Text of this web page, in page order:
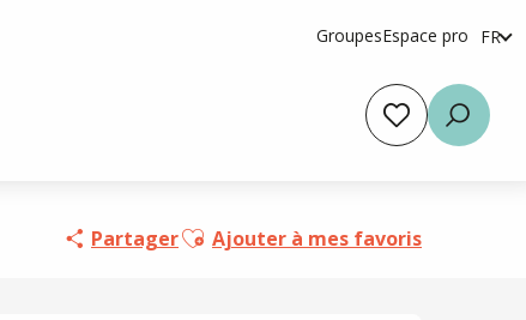
GroupesEspace pro FR
es
PartagerAjouter aux favoris
Ajouter à mes favoris